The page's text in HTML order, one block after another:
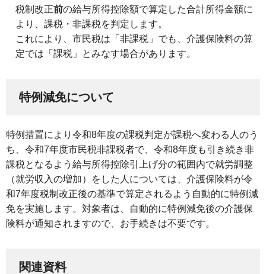
税制改正前の給与所得控除額で算定した合計所得金額に
より、課税・非課税を判定します。
これにより、市民税は「非課税」でも、介護保険料の算
定では「課税」とみなす場合があります。
特例減免について
特例措置により令和8年度の課税判定が課税へ変わる人のう
ち、令和7年度市民税非課税者で、令和8年度も引き続き非
課税となるよう給与所得控除引上げ分の範囲内で就労調整
（就労収入の増加）をした人については、介護保険料が令
和7年度税制改正後の基準で算定されるよう自動的に特例減
免を実施します。対象者は、自動的に特例減免後の介護保
険料が通知されますので、お手続きは不要です。
関連資料